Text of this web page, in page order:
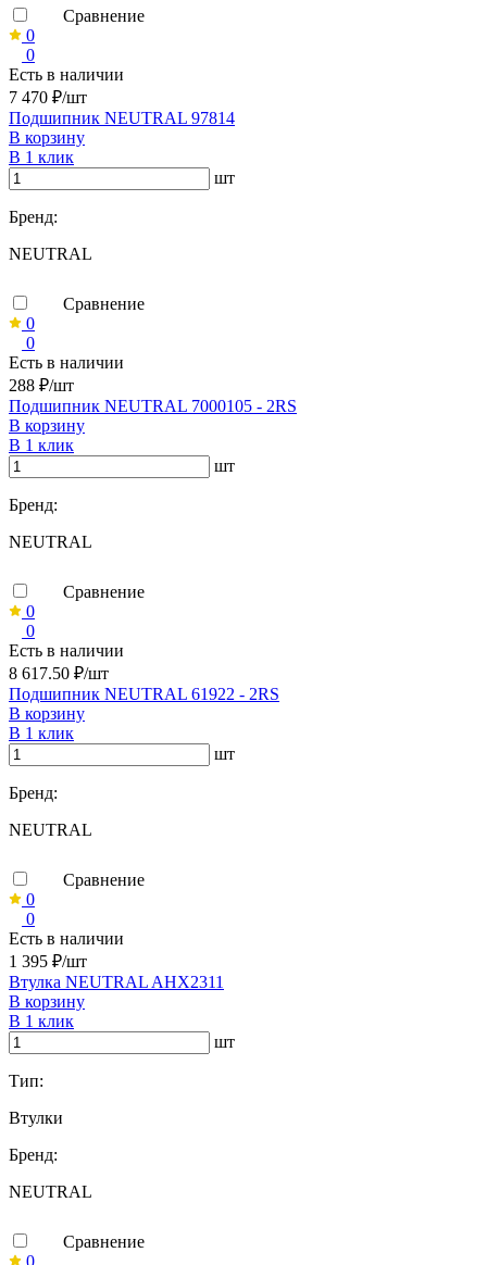
Сравнение
0
0
Есть в наличии
7 470 ₽/шт
Подшипник NEUTRAL 97814
В корзину
В 1 клик
шт
Бренд:
NEUTRAL
Сравнение
0
0
Есть в наличии
288 ₽/шт
Подшипник NEUTRAL 7000105 - 2RS
В корзину
В 1 клик
шт
Бренд:
NEUTRAL
Сравнение
0
0
Есть в наличии
8 617.50 ₽/шт
Подшипник NEUTRAL 61922 - 2RS
В корзину
В 1 клик
шт
Бренд:
NEUTRAL
Сравнение
0
0
Есть в наличии
1 395 ₽/шт
Втулка NEUTRAL AHX2311
В корзину
В 1 клик
шт
Тип:
Втулки
Бренд:
NEUTRAL
Сравнение
0